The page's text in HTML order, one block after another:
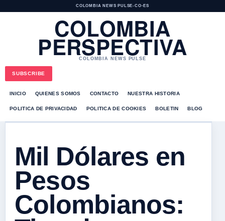
COLOMBIA NEWS PULSE•CO-ES
COLOMBIA
PERSPECTIVA
COLOMBIA NEWS PULSE
SUBSCRIBE
INICIO QUIENES SOMOS CONTACTO NUESTRA HISTORIA
POLITICA DE PRIVACIDAD POLITICA DE COOKIES BOLETIN BLOG
Mil Dólares en
Pesos
Colombianos: